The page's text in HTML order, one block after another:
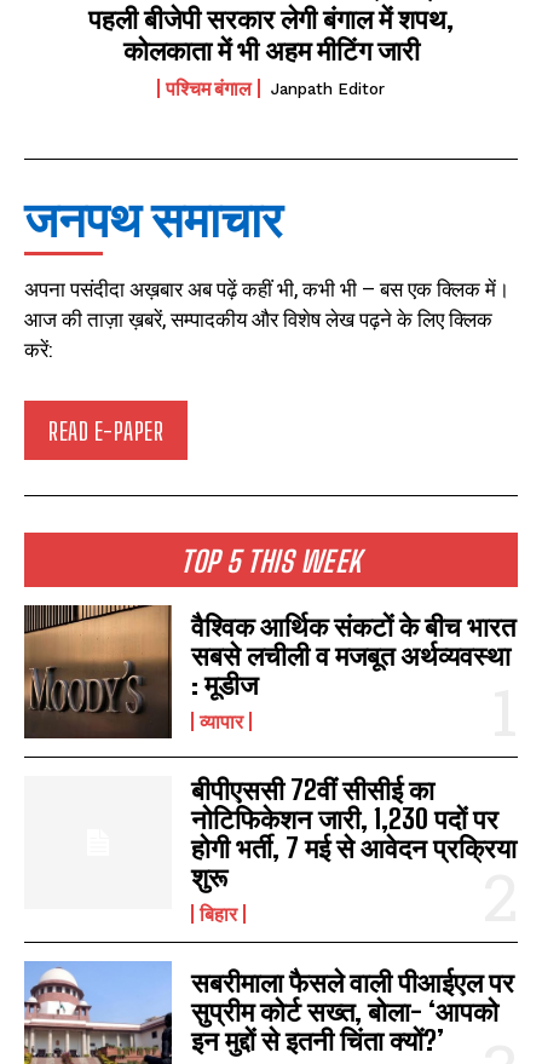
पहली बीजेपी सरकार लेगी बंगाल में शपथ,
कोलकाता में भी अहम मीटिंग जारी
पश्चिम बंगाल Janpath Editor
जनपथ समाचार
अपना पसंदीदा अख़बार अब पढ़ें कहीं भी, कभी भी – बस एक क्लिक में।
आज की ताज़ा ख़बरें, सम्पादकीय और विशेष लेख पढ़ने के लिए क्लिक
करें:
READ E-PAPER
TOP 5 THIS WEEK
वैश्विक आर्थिक संकटों के बीच भारत
सबसे लचीली व मजबूत अर्थव्यवस्था
: मूडीज
व्यापार
बीपीएससी 72वीं सीसीई का
नोटिफिकेशन जारी, 1,230 पदों पर
होगी भर्ती, 7 मई से आवेदन प्रक्रिया
शुरू
बिहार
सबरीमाला फैसले वाली पीआईएल पर
सुप्रीम कोर्ट सख्त, बोला- ‘आपको
इन मुद्दों से इतनी चिंता क्यों?’